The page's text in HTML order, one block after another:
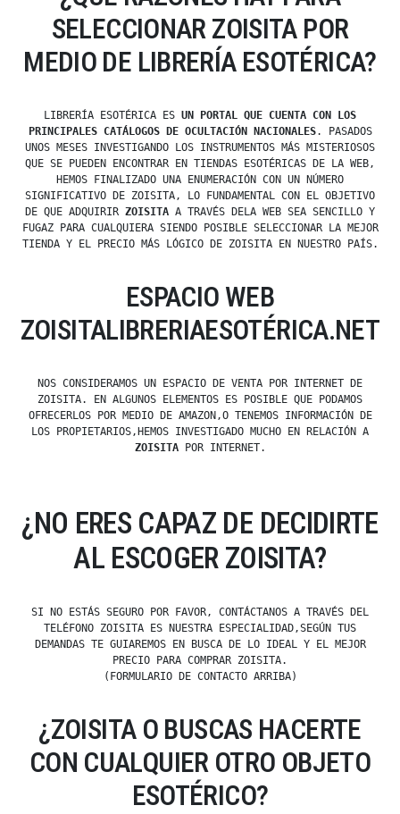
SELECCIONAR ZOISITA POR
MEDIO DE LIBRERÍA ESOTÉRICA?
LIBRERÍA ESOTÉRICA ES UN PORTAL QUE CUENTA CON LOS
PRINCIPALES CATÁLOGOS DE OCULTACIÓN NACIONALES. PASADOS
UNOS MESES INVESTIGANDO LOS INSTRUMENTOS MÁS MISTERIOSOS
QUE SE PUEDEN ENCONTRAR EN TIENDAS ESOTÉRICAS DE LA WEB,
HEMOS FINALIZADO UNA ENUMERACIÓN CON UN NÚMERO
SIGNIFICATIVO DE ZOISITA, LO FUNDAMENTAL CON EL OBJETIVO
DE QUE ADQUIRIR ZOISITA A TRAVÉS DELA WEB SEA SENCILLO Y
FUGAZ PARA CUALQUIERA SIENDO POSIBLE SELECCIONAR LA MEJOR
TIENDA Y EL PRECIO MÁS LÓGICO DE ZOISITA EN NUESTRO PAÍS.
ESPACIO WEB
ZOISITALIBRERIAESOTÉRICA.NET
NOS CONSIDERAMOS UN ESPACIO DE VENTA POR INTERNET DE
ZOISITA. EN ALGUNOS ELEMENTOS ES POSIBLE QUE PODAMOS
OFRECERLOS POR MEDIO DE AMAZON,O TENEMOS INFORMACIÓN DE
LOS PROPIETARIOS,HEMOS INVESTIGADO MUCHO EN RELACIÓN A
ZOISITAPOR INTERNET.
¿NO ERES CAPAZ DE DECIDIRTE
AL ESCOGER ZOISITA?
SI NO ESTÁS SEGURO POR FAVOR, CONTÁCTANOS A TRAVÉS DEL
TELÉFONO ZOISITA ES NUESTRA ESPECIALIDAD,SEGÚN TUS
DEMANDAS TE GUIAREMOS EN BUSCA DE LO IDEAL Y EL MEJOR
PRECIO PARA COMPRAR ZOISITA.
(FORMULARIO DE CONTACTO ARRIBA)
¿ZOISITA O BUSCAS HACERTE
CON CUALQUIER OTRO OBJETO
ESOTÉRICO?